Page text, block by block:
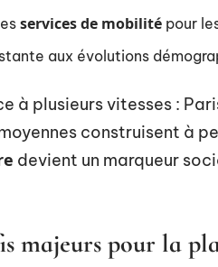
services de mobilité pour
aux évolutions
à plusieurs vitesses :
construisent à
devient un marqueur
majeurs pour la